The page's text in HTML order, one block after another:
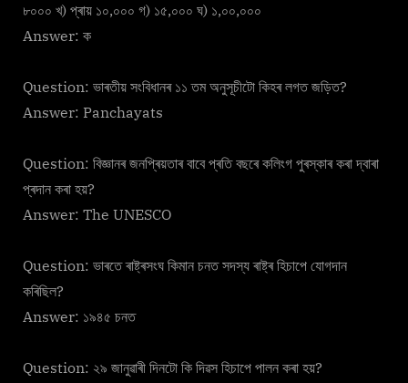
৮০০০ খ) প্ৰায় ১০,০০০ গ) ১৫,০০০ ঘ) ১,০০,০০০
Answer: ক
Question: ভাৰতীয় সংবিধানৰ ১১ তম অনুসূচীটো কিহৰ লগত জড়িত?
Answer: Panchayats
Question: বিজ্ঞানৰ জনপ্ৰিয়তাৰ বাবে প্ৰতি বছৰে কলিংগ পুৰস্কাৰ কৰা দ্বাৰা
প্ৰদান কৰা হয়?
Answer: The UNESCO
Question: ভাৰতে ৰাষ্ট্ৰসংঘ কিমান চনত সদস্য ৰাষ্ট্ৰ হিচাপে যোগদান
কৰিছিল?
Answer: ১৯৪৫ চনত
Question: ২৯ জানুৱাৰী দিনটো কি দিৱস হিচাপে পালন কৰা হয়?